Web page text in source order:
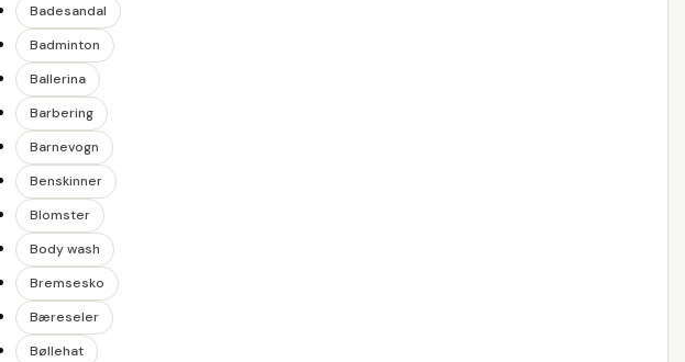
Badesandal
Badminton
Ballerina
Barbering
Barnevogn
Benskinner
Blomster
Body wash
Bremsesko
Bæreseler
Bøllehat